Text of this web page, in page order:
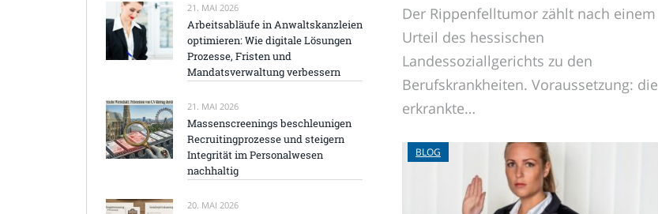
Der Rippenfelltumor zählt nach einem
Urteil des hessischen
Landessoziallgerichts zu den
Berufskrankheiten. Voraussetzung: die
erkrankte…
BLOG
21. MAI 2026
Arbeitsabläufe in Anwaltskanzleien
optimieren: Wie digitale Lösungen
Prozesse, Fristen und
Mandatsverwaltung verbessern
21. MAI 2026
Massenscreenings beschleunigen
Recruitingprozesse und steigern
Integrität im Personalwesen
nachhaltig
20. MAI 2026